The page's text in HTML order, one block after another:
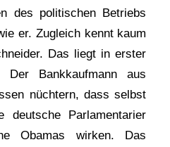
des politischen Betriebs
er. Zugleich kennt kaum
Das liegt in erster
Bankkaufmann aus
nüchtern, dass selbst
deutsche Parlamentarier
Obamas wirken. Das